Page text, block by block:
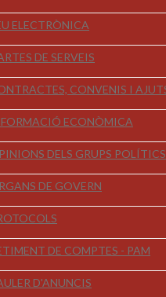
ELECTRÒNICA
DE SERVEIS
CONVENIS I
ECONÒMICA
DELS GRUPS POLÍTICS
DE GOVERN
DE COMPTES - PAM
D'ANUNCIS